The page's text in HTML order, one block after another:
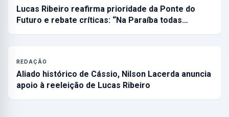
Lucas Ribeiro reafirma prioridade da Ponte do
Futuro e rebate críticas: “Na Paraíba todas…
REDAÇÃO
Aliado histórico de Cássio, Nilson Lacerda anuncia
apoio à reeleição de Lucas Ribeiro